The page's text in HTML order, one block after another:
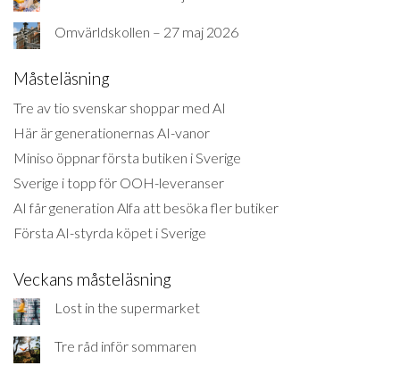
Omvärldskollen – 27 maj 2026
Måsteläsning
Tre av tio svenskar shoppar med AI
Här är generationernas AI-vanor
Miniso öppnar första butiken i Sverige
Sverige i topp för OOH-leveranser
AI får generation Alfa att besöka fler butiker
Första AI-styrda köpet i Sverige
Veckans måsteläsning
Lost in the supermarket
Tre råd inför sommaren